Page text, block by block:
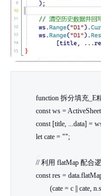
function 拆分填充_E
const ws =
const [title, ...data] =
let cate = "";
// 利用 flatMap 配合
const res =